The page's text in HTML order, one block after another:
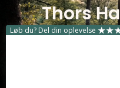
Thors
Løb du? Del din oplevelse